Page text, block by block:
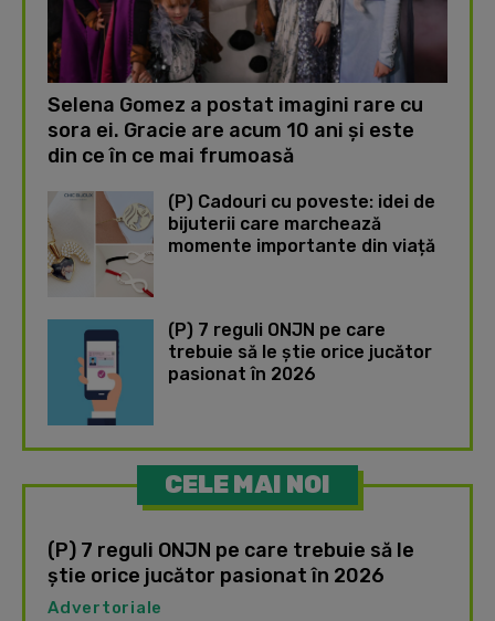
Selena Gomez a postat imagini rare cu
sora ei. Gracie are acum 10 ani și este
din ce în ce mai frumoasă
(P) Cadouri cu poveste: idei de
bijuterii care marchează
momente importante din viață
(P) 7 reguli ONJN pe care
trebuie să le știe orice jucător
pasionat în 2026
CELE MAI NOI
(P) 7 reguli ONJN pe care trebuie să le
știe orice jucător pasionat în 2026
Advertoriale